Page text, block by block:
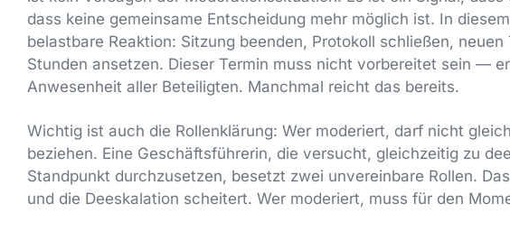
dass keine gemeinsame Entscheidung mehr möglich ist. In
belastbare Reaktion: Sitzung beenden, Protokoll schließen,
Stunden ansetzen. Dieser Termin muss nicht vorbereitet sein —
Anwesenheit aller Beteiligten. Manchmal reicht das bereits.
Wichtig ist auch die Rollenklärung: Wer moderiert, darf nicht
beziehen. Eine Geschäftsführerin, die versucht, gleichzeitig zu
Standpunkt durchzusetzen, besetzt zwei unvereinbare Rollen.
und die Deeskalation scheitert. Wer moderiert, muss für den